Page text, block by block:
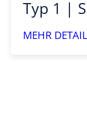
Typ 1 |
MEHR